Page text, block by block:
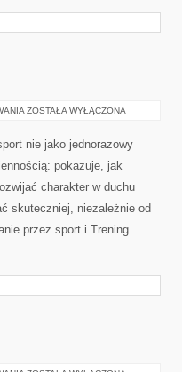
REGENERACJA
ZOSTAŁA WYŁĄCZONA
nie jako jednorazowy
pokazuje, jak
charakter w duchu
skuteczniej, niezależnie od
przez sport i Trening